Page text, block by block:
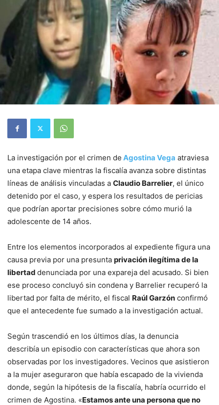
La investigación por el crimen de Agostina Vega atraviesa
una etapa clave mientras la fiscalía avanza sobre distintas
líneas de análisis vinculadas a Claudio Barrelier, el único
detenido por el caso, y espera los resultados de pericias
que podrían aportar precisiones sobre cómo murió la
adolescente de 14 años.
Entre los elementos incorporados al expediente figura una
causa previa por una presunta privación ilegítima de la
libertad denunciada por una expareja del acusado. Si bien
ese proceso concluyó sin condena y Barrelier recuperó la
libertad por falta de mérito, el fiscal Raúl Garzón confirmó
que el antecedente fue sumado a la investigación actual.
Según trascendió en los últimos días, la denuncia
describía un episodio con características que ahora son
observadas por los investigadores. Vecinos que asistieron
a la mujer aseguraron que había escapado de la vivienda
donde, según la hipótesis de la fiscalía, habría ocurrido el
crimen de Agostina. «Estamos ante una persona que no